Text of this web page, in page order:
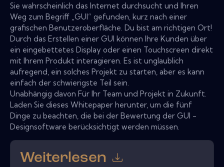
Sie wahrscheinlich das Internet durchsucht und Ihren
Weg zum Begriff „GUI“ gefunden, kurz nach einer
grafischen Benutzeroberfläche. Du bist am richtigen Ort!
Durch das Erstellen einer GUI können Ihre Kunden über
ein eingebettetes Display oder einen Touchscreen direkt
mit Ihrem Produkt interagieren. Es ist unglaublich
aufregend, ein solches Projekt zu starten, aber es kann
einfach der schwierigste Teil sein.
Unabhängig davon Für Ihr Team und Projekt in Zukunft.
Laden Sie dieses Whitepaper herunter, um die fünf
Dinge zu beachten, die bei der Bewertung der GUI -
Designsoftware berücksichtigt werden müssen.
Weiterlesen